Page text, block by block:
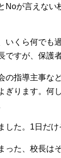
Noが言えない
いくら何でも
ですが、保護
の指導主事な
ぎります。何
した。1日だけ
った、校長は